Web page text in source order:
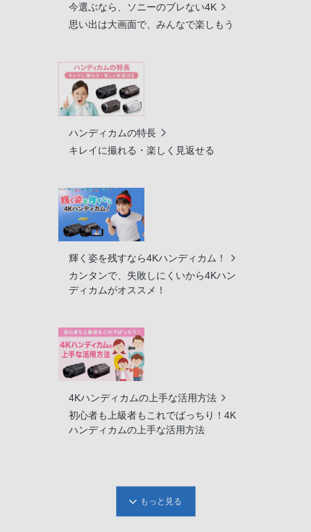
今選ぶなら、ソニーのブレない4K
思い出は大画面で、みんなで楽しもう
ハンディカムの特長
キレイに撮れる・楽しく見返せる
輝く姿を残すなら4Kハンディカム！
カンタンで、失敗しにくいから4Kハン
ディカムがオススメ！
4Kハンディカムの上手な活用方法
初心者も上級者もこれでばっちり！4K
ハンディカムの上手な活用方法
もっと見る